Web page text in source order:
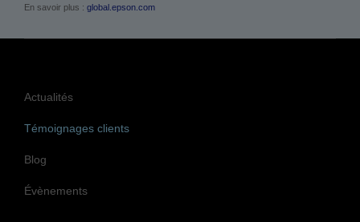
En savoir plus : global.epson.com
Actualités
Témoignages clients
Blog
Évènements